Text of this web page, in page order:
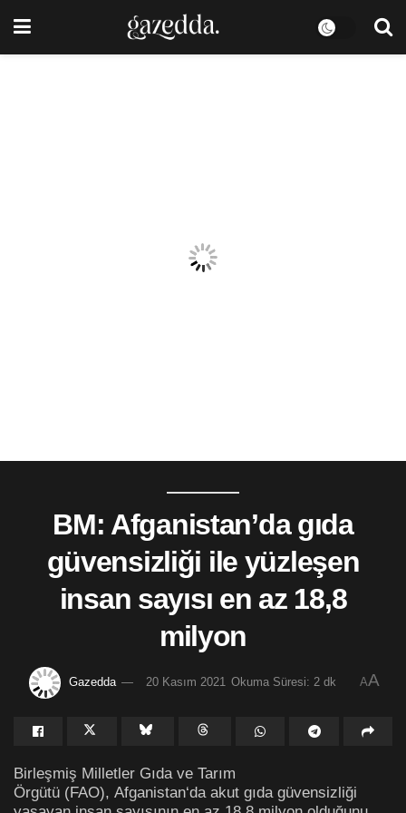
BM: Afganistan’da gıda
güvensizliği ile yüzleşen
insan sayısı en az 18,8
milyon
Gazedda 20 Kasım 2021 Okuma Süresi: 2 dk AA
Birleşmiş Milletler Gıda ve Tarım
Örgütü (FAO), Afganistan‘da akut gıda güvensizliği